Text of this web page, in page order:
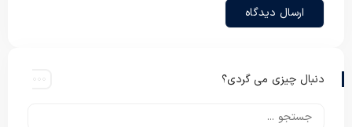
دنبال چیزی می گردی؟